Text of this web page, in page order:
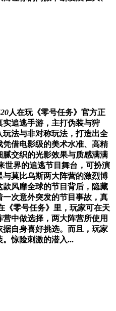
人在玩《零号任务》官方正
追逃手游，主打伪装与狩
法与非对称玩法，打造出全
借电影级的美术水准、高精
腻交织的光影效果与质感满满
世界的追逃节目舞台，可扮演
莫比乌斯两大阵营的激烈博
风靡全球的节目背后，隐藏
次意外突发的节目事故，真
零号任务》里，玩家可在天
中做选择，两大阵营所使用
自身喜好挑选。而且，玩家
惊险刺激的潜入...